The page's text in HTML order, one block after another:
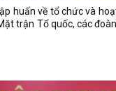
huấn về tổ chức và
trận Tổ quốc, các